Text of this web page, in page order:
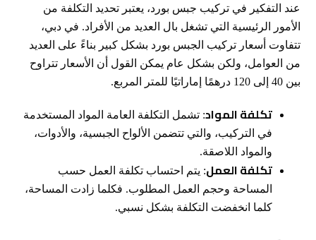
عند التفكير في تركيب جبس بورد، يعتبر تحديد التكلفة من
الأمور الرئيسية التي تشغل بال العديد من الأفراد. في دبي،
تتفاوت أسعار تركيب الجبس بورد بشكل كبير بناءً على العديد
من العوامل، ولكن بشكل عام يمكن القول أن الأسعار تتراوح
بين 40 إلى 120 درهمًا إماراتيًا للمتر المربع.
تكلفة المواد: تشمل التكلفة العامة المواد المستخدمة
في التركيب، والتي تتضمن الألواح الجبسية، والأدوات،
والمواد اللاصقة.
تكلفة العمل: يتم احتساب تكلفة العمل حسب
المساحة وحجم العمل المطلوب. فكلما زادت المساحة،
كلما انخفضت التكلفة بشكل نسبي.